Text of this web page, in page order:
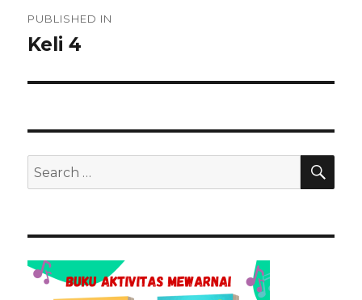
pos
PUBLISHED IN
Keli 4
Search
for: